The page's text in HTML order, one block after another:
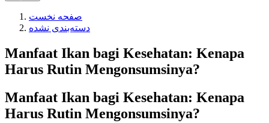
صفحه نخست
دسته‌بندی نشده
Manfaat Ikan bagi Kesehatan: Kenapa
Harus Rutin Mengonsumsinya?
Manfaat Ikan bagi Kesehatan: Kenapa
Harus Rutin Mengonsumsinya?